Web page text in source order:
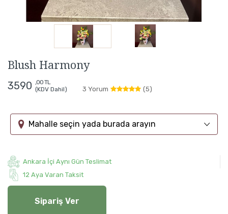
Blush Harmony
3590 ,00 TL
(KDV Dahil)
3 Yorum (5)
Mahalle seçin yada burada arayın
Ankara İçi Aynı Gün Teslimat
12 Aya Varan Taksit
Sipariş Ver